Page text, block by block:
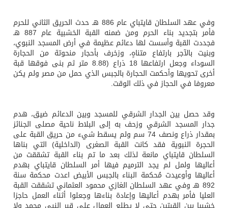
وفي عهد السلطان قايتباي عام 886 هـ حدث الحريق الثاني للحرم
فأمر بتجديد بناء الحرم ومن ضمنه القبة الخشبية عام 887 هـ
فجددت القبة وأسست لها دعائم عظيمة في أرض المسجد النبوي،
وبنيت بالآجر بارتفاع متناهٍ، وزخرف بأحجار منحوتة من الحجارة
السوداء وجعل ارتفاعها 18 ذراع (8.88 متر ثم بنى فوقها قبة
أخرى تحويها وأحكمت الحجارة بالجبس الذي حمل من مصر ولم يكن
معروفا في الحجاز في ذلك الوقت.
وقد حصل بين الجدار الشرقي للمسجد وبين الدعائم ضيق، هدم
جدار المسجد الشرقي وزحف به إلى البلاط ناحية مصلى الجنائز
بمقدار ذراع ونصف 74 سم ولم يسقط شيء من حريق القبة على
الحجرة النبوية فقد كانت القبة الصغرى (الداخلية) التي بناها
السلطان قايتباي مانعة لذلك بعد ما تم بناء القبة تشققت من
أعاليها ولمل لم يجد الترميم فيها أمر السلطان قايتباي بهدم
أعاليها وأوعيدت مُحكمة البناء بالجبس الأبيض اعدت محكمة سنة
892 هـ وفي عهد السلطان الغازي محمود العثماني تشققت القبة
العليا فأمر بهدم أعاليها وإعادة بناءها وجعلوا أثناء العمل حاجزا